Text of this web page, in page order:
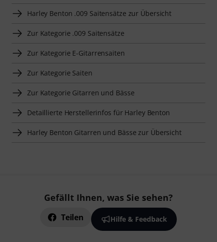
Harley Benton .009 Saitensätze zur Übersicht
Zur Kategorie .009 Saitensätze
Zur Kategorie E-Gitarrensaiten
Zur Kategorie Saiten
Zur Kategorie Gitarren und Bässe
Detaillierte Herstellerinfos für Harley Benton
Harley Benton Gitarren und Bässe zur Übersicht
Gefällt Ihnen, was Sie sehen?
Teilen Hilfe & Feedback